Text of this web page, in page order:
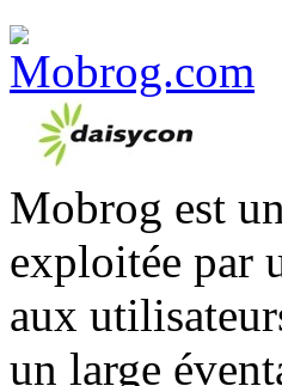
Mobrog est
exploitée par
aux
un large